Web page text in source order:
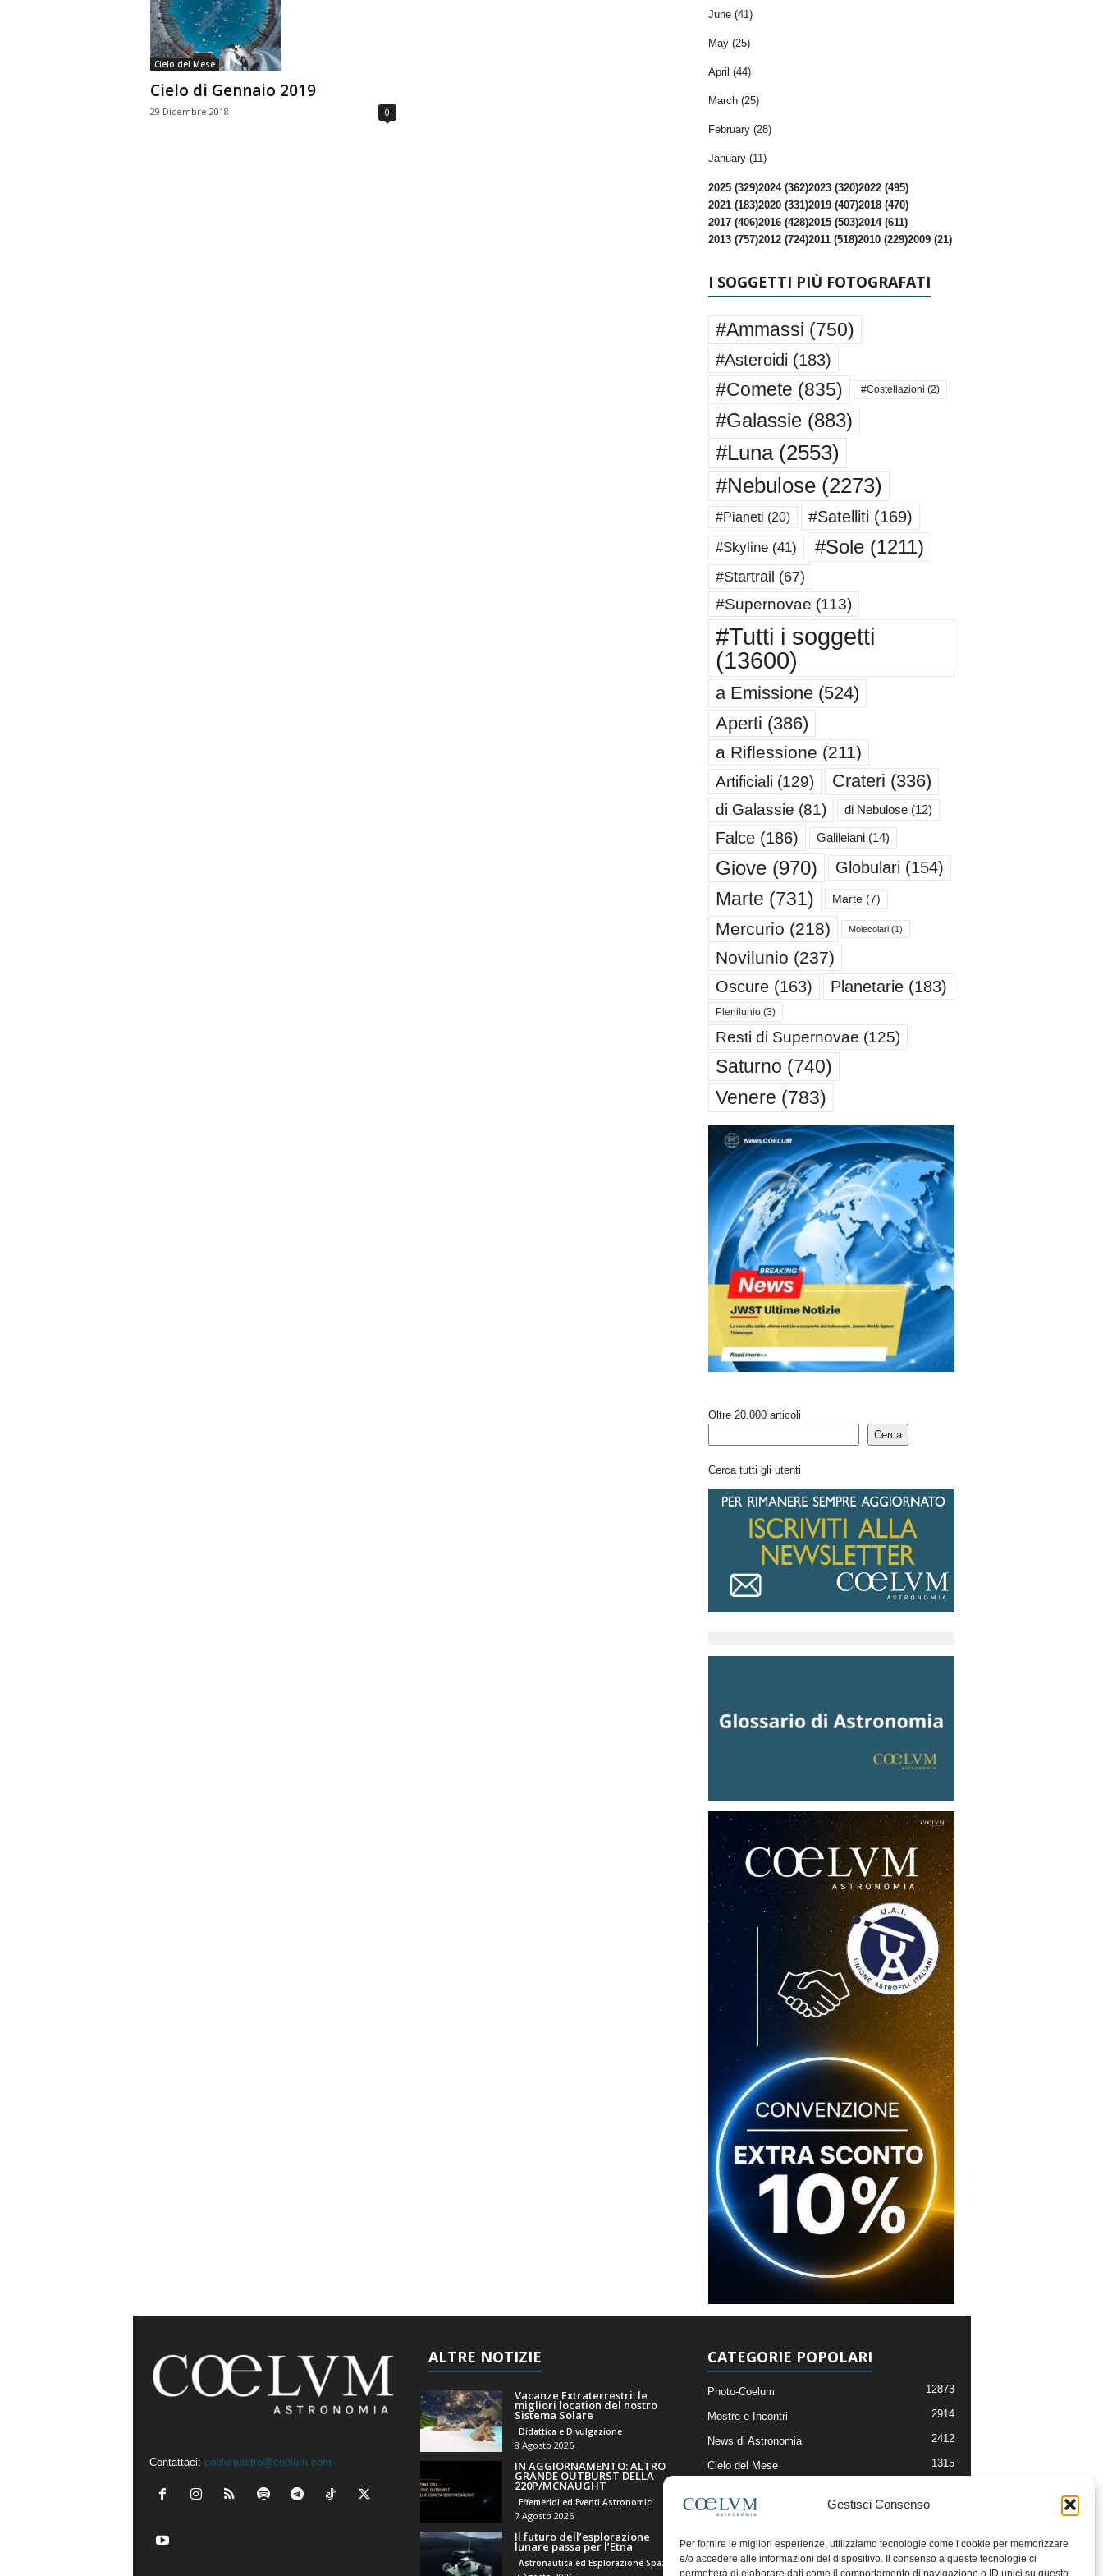
Gestisci Consenso
Per fornire le migliori esperienze, utilizziamo tecnologie come i cookie per memorizzare
e/o accedere alle informazioni del dispositivo. Il consenso a queste tecnologie ci
permetterà di elaborare dati come il comportamento di navigazione o ID unici su questo
a
Cielo del Mese
Cielo di Gennaio 2019
29 Dicembre 2018 0
June (41)
May (25)
April (44)
March (25)
February (28)
January (11)
2025 (329)2024 (362)2023 (320)2022 (495)
2021 (183)2020 (331)2019 (407)2018 (470)
2017 (406)2016 (428)2015 (503)2014 (611)
2013 (757)2012 (724)2011 (518)2010 (229)2009 (21)
I SOGGETTI PIÙ FOTOGRAFATI
#Ammassi (750)
#Asteroidi (183)
#Comete (835) #Costellazioni (2)
#Galassie(883)
#Luna(2553)
#Nebulose(2273)
#Pianeti (20) #Satelliti (169)
#Skyline(41) #Sole(1211)
#Startrail (67)
#Supernovae (113)
#Tutti i soggetti
(13600)
a Emissione(524)
Aperti (386)
a Riflessione (211)
Artificiali (129) Crateri (336)
di Galassie (81) di Nebulose(12)
Falce(186) Galileiani(14)
Giove(970) Globulari (154)
Marte (731) Marte(7)
Mercurio (218) Molecolari(1)
Novilunio (237)
Oscure(163) Planetarie(183)
Plenilunio(3)
Resti di Supernovae (125)
Saturno (740)
Venere (783)
Oltre 20.000 articoli
Cerca
Cerca tutti gli utenti
Contattaci: coelumastro@coelum.com
ALTRE NOTIZIE
Vacanze Extraterrestri: le
migliori location del nostro
Sistema Solare
Didattica e Divulgazione
8 Agosto 2026
IN AGGIORNAMENTO: ALTRO
GRANDE OUTBURST DELLA
220P/MCNAUGHT
Effemeridi ed Eventi Astronomici
7 Agosto 2026
Il futuro dell’esplorazione
lunare passa per l’Etna
CATEGORIE POPOLARI
Photo-Coelum 12873
Mostre e Incontri 2914
News di Astronomia 2412
Cielo del Mese 1315
Articoli e Risorse On-Line
Il Blog della Redazione